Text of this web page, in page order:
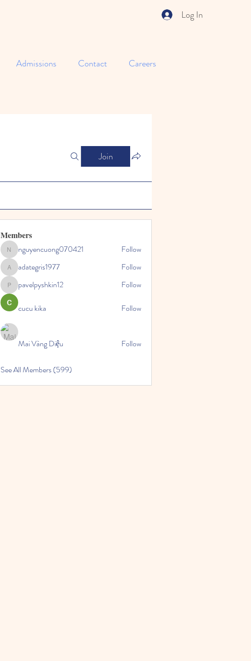
Log In
Admissions Contact Careers
Join
Members
nguyencuong070421
nguyencuong070421 Follow
adategris1977
adategris1977 Follow
pavelpyshkin12
pavelpyshkin12 Follow
cucu kika Follow
Mai Vàng Diệu Follow
See All Members (599)